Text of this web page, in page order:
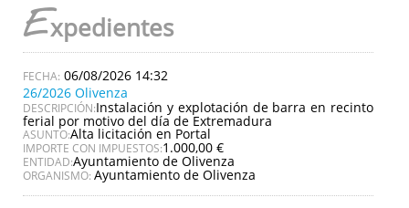
Expedientes
06/08/2026 14:32
26/2026 Olivenza
DESCRIPCIÓN:Instalación y explotación de barra en recinto
ferial por motivo del día de Extremadura
ASUNTO:Alta licitación en Portal
IMPORTE CON IMPUESTOS:1.000,00 €
ENTIDAD:Ayuntamiento de Olivenza
ORGANISMO: Ayuntamiento de Olivenza